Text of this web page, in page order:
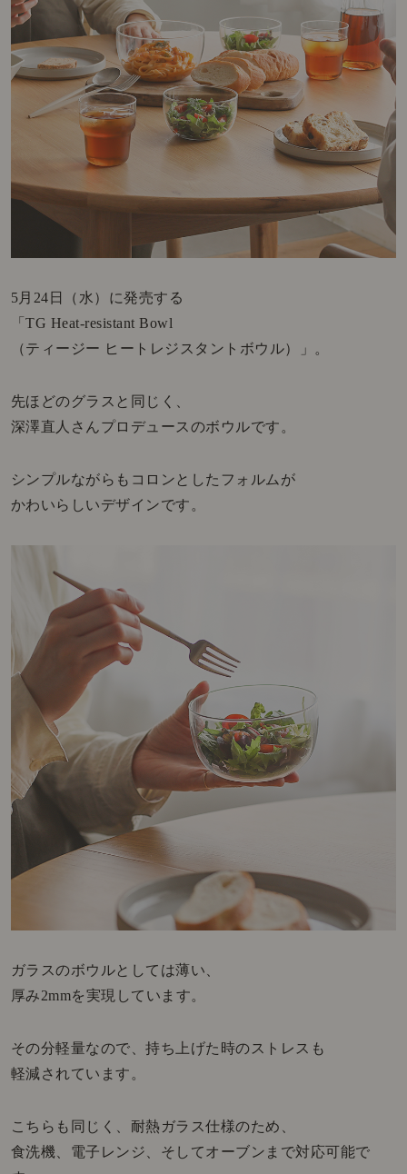
5月24日（水）に発売する
「TG Heat-resistant Bowl
（ティージー ヒートレジスタントボウル）」。
先ほどのグラスと同じく、
深澤直人さんプロデュースのボウルです。
シンプルながらもコロンとしたフォルムが
かわいらしいデザインです。
ガラスのボウルとしては薄い、
厚み2mmを実現しています。
その分軽量なので、持ち上げた時のストレスも
軽減されています。
こちらも同じく、耐熱ガラス仕様のため、
食洗機、電子レンジ、そしてオーブンまで対応可能で